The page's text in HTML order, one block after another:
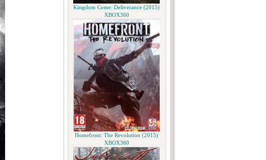
Kingdom Come: Deliverance (2015)
XBOX360
Homefront: The Revolution (2015)
XBOX360